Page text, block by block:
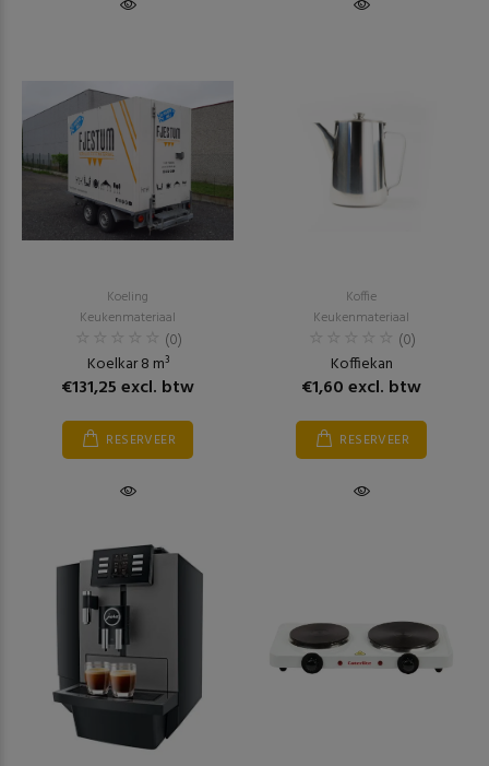
Koeling
Keukenmateriaal
(0)
Koelkar 8 m³
€131,25 excl. btw
RESERVEER
Koffie
Keukenmateriaal
(0)
Koffiekan
€1,60 excl. btw
RESERVEER